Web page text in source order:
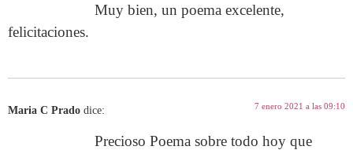
Muy bien, un poema excelente,
felicitaciones.
Maria C Prado dice: 7 enero 2021 a las 09:10
Precioso Poema sobre todo hoy que